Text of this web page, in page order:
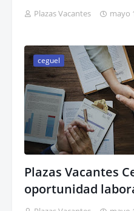
Plazas Vacantes mayo
ceguel
Plazas Vacantes
oportunidad